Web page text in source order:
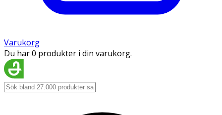
Varukorg
Du har 0 produkter i din varukorg.